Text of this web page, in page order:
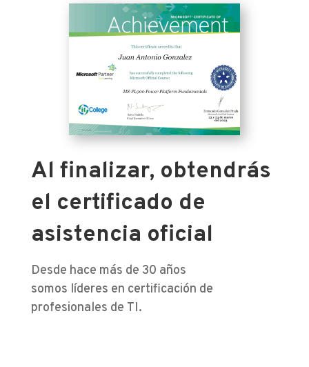
Al finalizar, obtendrás
el certificado de
asistencia oficial
Desde hace más de 30 años
somos líderes en certificación de
profesionales de TI.